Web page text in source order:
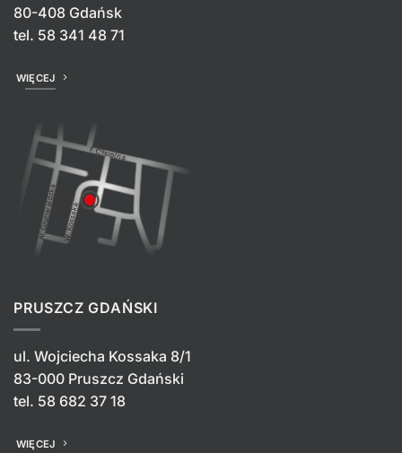
80-408 Gdańsk
tel. 58 341 48 71
WIĘCEJ
PRUSZCZ GDAŃSKI
ul. Wojciecha Kossaka 8/1
83-000 Pruszcz Gdański
tel. 58 682 37 18
WIĘCEJ